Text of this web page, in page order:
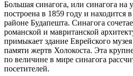
Большая синагога, или синагога на
построена в 1859 году и
районе Будапешта. Синагога
романской и мавританской
примыкает здание Еврейского
памяти жертв Холокоста. Эта
по величине в мире синагога
посетителей.